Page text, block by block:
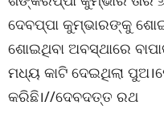
ଦେବପ୍ପା କୁମ୍ଭାରଙ୍କୁ
ଶୋଇଥିବା ଅବସ୍ଥାରେ
ମଧ୍ୟ କାଟି ଦେଇଥିଲା
କରିଛି।//ଦେବଦତ୍ତ ରଥ